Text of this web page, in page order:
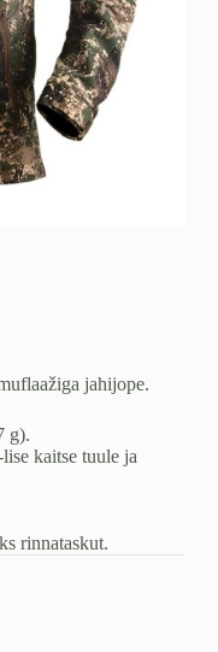
jahijope.
g).
kaitse tuule ja
rinnataskut.